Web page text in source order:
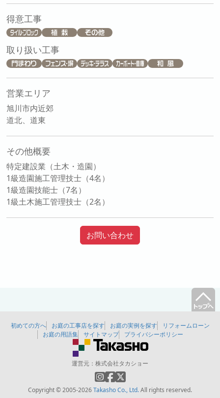
得意工事
取り扱い工事
営業エリア
旭川市内近郊
道北、道東
その他概要
特定建設業（土木・造園）
1級造園施工管理技士（4名）
1級造園技能士（7名）
1級土木施工管理技士（2名）
お問い合わせ
初めての方へ お庭の工事店を探す お庭の実例を探す
リフォームローン
お庭の用語集
サイトマップ プライバシーポリシー
運営元： 株式会社タカショー
Copyright © 2005-2026Takasho Co., Ltd.All rights reserved.